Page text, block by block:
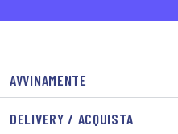
AVVINAMENTE
DELIVERY / ACQUISTA